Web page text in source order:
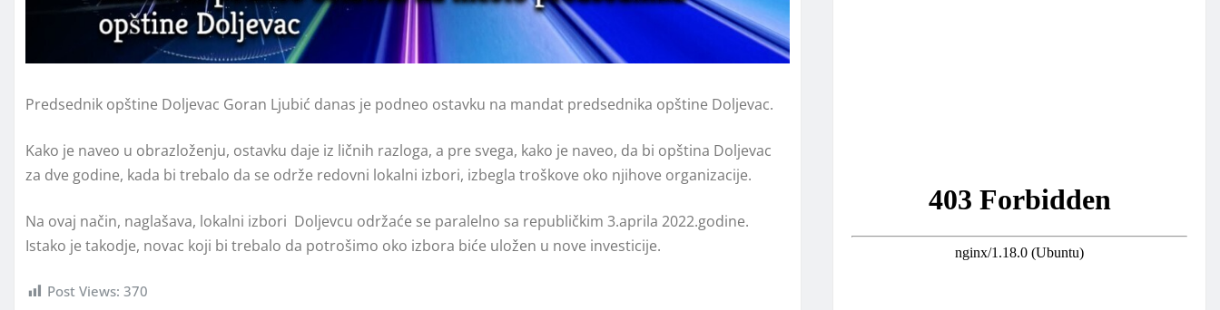
Predsednik opštine Doljevac Goran Ljubić danas je podneo ostavku na mandat predsednika opštine Doljevac.
Kako je naveo u obrazloženju, ostavku daje iz ličnih razloga, a pre svega, kako je naveo, da bi opština Doljevac
za dve godine, kada bi trebalo da se održe redovni lokalni izbori, izbegla troškove oko njihove organizacije.
Na ovaj način, naglašava, lokalni izbori Doljevcu održaće se paralelno sa republičkim 3.aprila 2022.godine.
Istako je takodje, novac koji bi trebalo da potrošimo oko izbora biće uložen u nove investicije.
Post Views: 370